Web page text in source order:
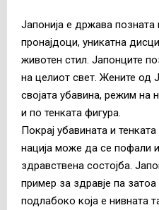
Јапонија е држава позната
пронајдоци, уникатна
животен стил. Јапонците
на целиот свет. Жените од
својата убавина, режим на
и по тенката фигура.
Покрај убавината и
нација може да се пофали
здравствена состојба.
пример за здравје па
подлабоко која е нивната